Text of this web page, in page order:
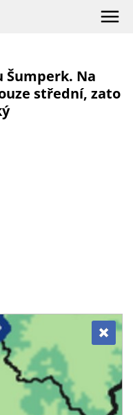
Šumperk. Na
střední, zato